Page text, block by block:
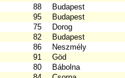
88
Budapest
95
Budapest
75
Dorog
82
Budapest
86
Neszmély
91
Göd
80
Bábolna